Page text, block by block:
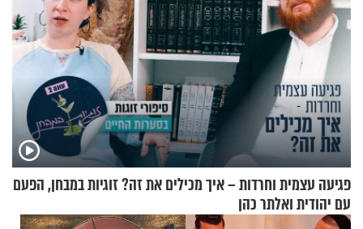
פגיעה עצמית וחרדות – איך מכילים את זה? זוגיות במבחן, הפעם
עם יהודית ואלתר כהן